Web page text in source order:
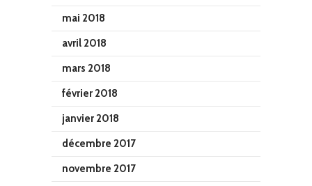
mai 2018
avril 2018
mars 2018
février 2018
janvier 2018
décembre 2017
novembre 2017